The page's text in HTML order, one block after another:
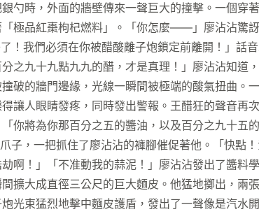
時，外面的牆壁傳來一聲巨大的撞擊。一個穿
極品紅棗枸杞燃料」。「你怎麼——」廖沾沾驚
！我們必須在你被醋酸離子炮鎖定前離開！」話
之九十九點九九的醋，才是真理！」廖沾沾知道
破的牆門邊緣，光線一瞬間被極端的酸氣扭曲。
讓人眼睛發疼，同時發出警報。王醋狂的聲音再
你將為你那百分之五的醬油，以及百分之九十五
子，一把抓住了廖沾沾的褲腳催促著他。「快點
啊！」「不准動我的蒜泥！」廖沾沾發出了醬料
擴大成直徑三公尺的巨大麵皮。他猛地擲出，兩
光束猛烈地擊中麵皮護盾，發出了一聲像是汽水